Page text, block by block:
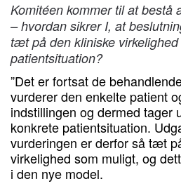
Komitéen kommer til at
– hvordan sikrer I, at
tæt på den kliniske
patientsituation?
”Det er fortsat de
vurderer den enkelte patient
indstillingen og dermed tager
konkrete patientsituation.
vurderingen er derfor så tæt
virkelighed som muligt, og
i den nye model.